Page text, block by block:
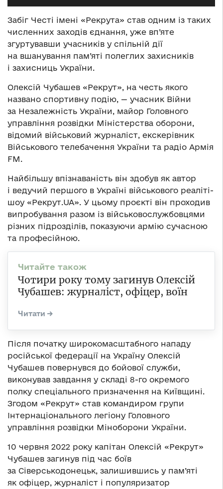
Забіг Честі імені «Рекрута» став одним із таких
численних заходів єднання, уже вп’яте
згуртувавши учасників у спільній дії
на вшанування пам’яті полеглих захисників
і захисниць України.
Олексій Чубашев «Рекрут», на честь якого
названо спортивну подію, — учасник Війни
за Незалежність України, майор Головного
управління розвідки Міністерства оборони,
відомий військовий журналіст, екскерівник
Військового телебачення України та радіо Армія
FM.
Найбільшу впізнаваність він здобув як автор
і ведучий першого в Україні військового реаліті-
шоу «Рекрут.UA». У цьому проєкті він проходив
випробування разом із військовослужбовцями
різних підрозділів, показуючи армію сучасною
та професійною.
Чотири року тому загинув Олексій
Чубашев: журналіст, офіцер, воїн
Після початку широкомасштабного нападу
російської федерації на Україну Олексій
Чубашев повернувся до бойової служби,
виконував завдання у складі 8-го окремого
полку спеціального призначення на Київщині.
Згодом «Рекрут» став командиром групи
Інтернаціонального легіону Головного
управління розвідки Міноборони України.
10 червня 2022 року капітан Олексій «Рекрут»
Чубашев загинув під час боїв
за Сіверськодонецьк, залишившись у пам’яті
як офіцер, журналіст і популяризатор